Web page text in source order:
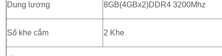
Dung lượng 8GB(4GBx2)DDR4 3200Mhz
Số khe cắm 2 Khe